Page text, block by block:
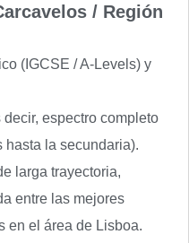
/ Región
(IGCSE / A-Levels) y
espectro completo
hasta la secundaria).
larga trayectoria,
entre las mejores
en el área de Lisboa.